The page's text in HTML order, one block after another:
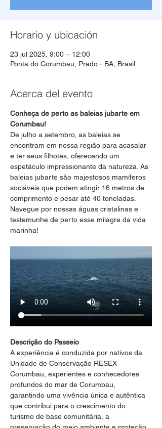
Horario y ubicación
23 jul 2025, 9:00 – 12:00
Ponta do Corumbau, Prado - BA, Brasil
Acerca del evento
Conheça de perto as baleias jubarte em
Corumbau!
De julho a setembro, as baleias se
encontram em nossa região para acasalar
e ter seus filhotes, oferecendo um
espetáculo impressionante da natureza. As
baleias jubarte são majestosos mamíferos
sociáveis que podem atingir 16 metros de
comprimento e pesar até 40 toneladas.
Navegue por nossas águas cristalinas e
testemunhe de perto esse milagre da vida
marinha!
Descrição do Passeio
A experiência é conduzida por nativos da
Unidade de Conservação RESEX
Corumbau, experientes e conhecedores
profundos do mar de Corumbau,
garantindo uma vivência única e autêntica
que contribui para o crescimento do
turismo de base comunitária, a